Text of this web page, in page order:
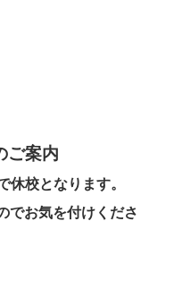
ご案内
校となります。
でお気を付けくださ